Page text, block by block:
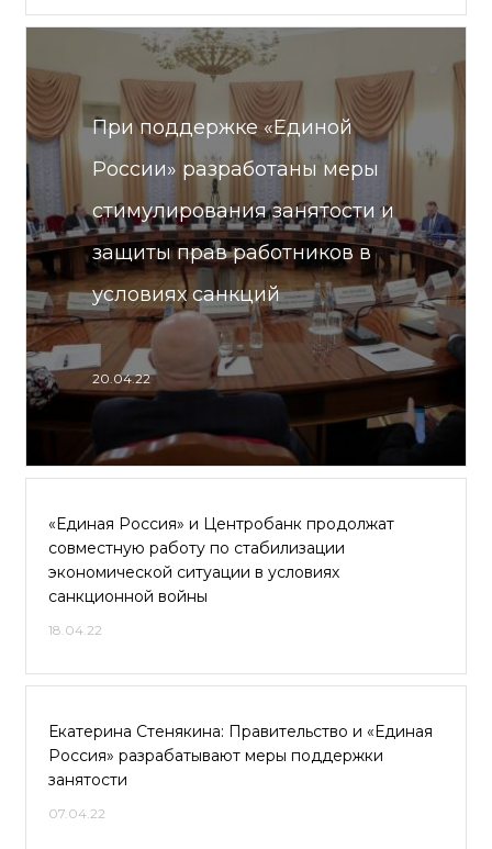
При поддержке «Единой
России» разработаны меры
стимулирования занятости и
защиты прав работников в
условиях санкций
20.04.22
«Единая Россия» и Центробанк продолжат
совместную работу по стабилизации
экономической ситуации в условиях
санкционной войны
18.04.22
Екатерина Стенякина: Правительство и «Единая
Россия» разрабатывают меры поддержки
занятости
07.04.22